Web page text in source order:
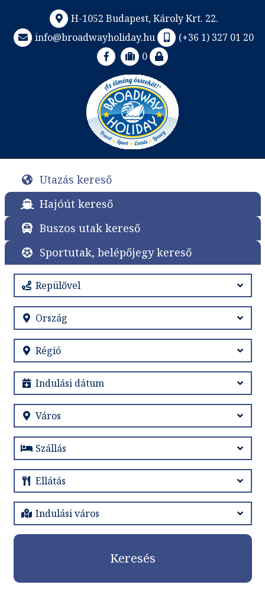
H-1052 Budapest, Károly Krt. 22.
info@broadwayholiday.hu
(+36 1) 327 01 20
0
Utazás kereső
Hajóút kereső
Buszos utak kereső
Sportutak, belépőjegy kereső
Keresés